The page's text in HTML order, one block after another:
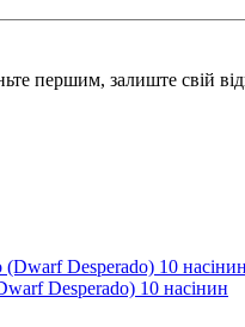
першим, залиште свій
Desperado) 10 насінин